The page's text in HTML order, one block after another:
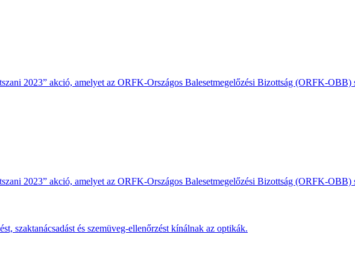
2023” akció, amelyet az ORFK-Országos Balesetmegelőzési Bizottság (ORFK-OBB)
2023” akció, amelyet az ORFK-Országos Balesetmegelőzési Bizottság (ORFK-OBB)
szaktanácsadást és szemüveg-ellenőrzést kínálnak az optikák.